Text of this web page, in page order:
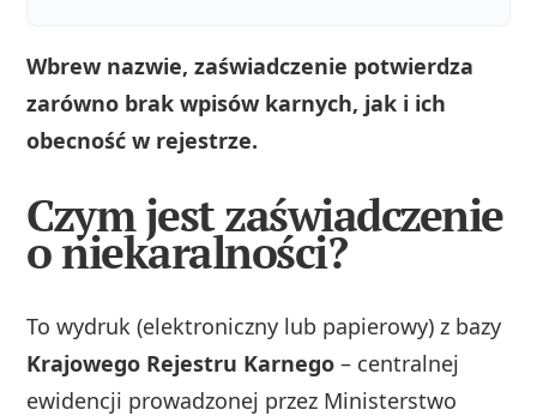
Wbrew nazwie, zaświadczenie potwierdza
zarówno brak wpisów karnych, jak i ich
obecność w rejestrze.
Czym jest zaświadczenie
o niekaralności?
To wydruk (elektroniczny lub papierowy) z bazy
Krajowego Rejestru Karnego – centralnej
ewidencji prowadzonej przez Ministerstwo